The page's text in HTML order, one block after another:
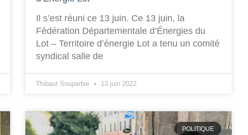
Il s’est réuni ce 13 juin. Ce 13 juin, la
Fédération Départementale d’Énergies du
Lot – Territoire d’énergie Lot a tenu un comité
syndical salle de
Thibaut Souperbie 13 juin 2022
POLITIQUE